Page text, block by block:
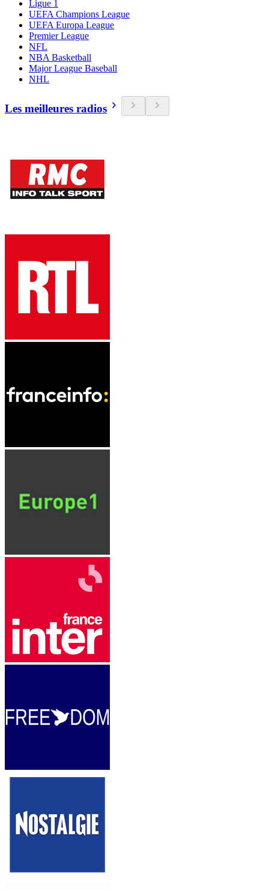
Ligue 1
UEFA Champions League
UEFA Europa League
Premier League
NFL
NBA Basketball
Major League Baseball
NHL
Les meilleures radios